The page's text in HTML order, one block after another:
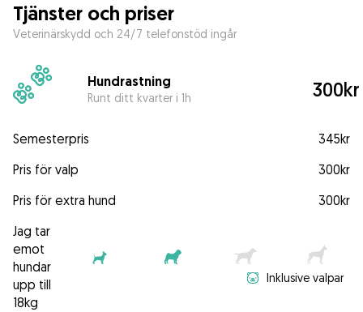
Tjänster och priser
Veterinärskydd och 24/7 telefonstöd ingår
Hundrastning
Runt ditt kvarter i 1h 300kr
Semesterpris
345kr
Pris för valp
300kr
Pris för extra hund
300kr
Jag tar
emot
hundar
upp till
18kg
Inklusive valpar